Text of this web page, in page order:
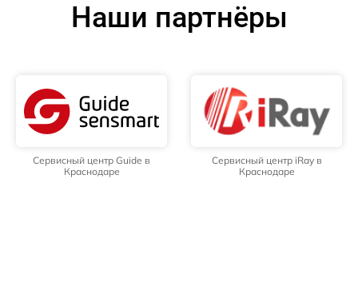
Наши партнёры
Сервисный центр Guide в
Краснодаре
Сервисный центр iRay в
Краснодаре